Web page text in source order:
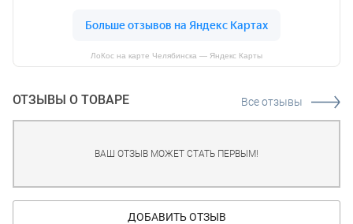
ЛоКос на карте Челябинска — Яндекс Карты
ОТЗЫВЫ О ТОВАРЕ Все отзывы
ВАШ ОТЗЫВ МОЖЕТ СТАТЬ ПЕРВЫМ!
ДОБАВИТЬ ОТЗЫВ